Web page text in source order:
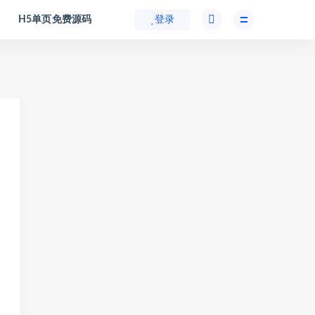
H5单页免费源码 登录